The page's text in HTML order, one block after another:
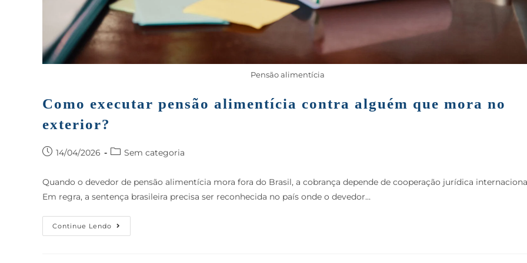
Pensão alimentícia
Como executar pensão alimentícia contra alguém que mora no
exterior?
14/04/2026 Sem categoria
Quando o devedor de pensão alimentícia mora fora do Brasil, a cobrança depende de cooperação jurídica
Em regra, a sentença brasileira precisa ser reconhecida no país onde o devedor…
Continue Lendo